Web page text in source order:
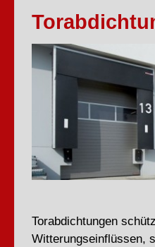
Torabdichtungen
Witterungseinflüssen,